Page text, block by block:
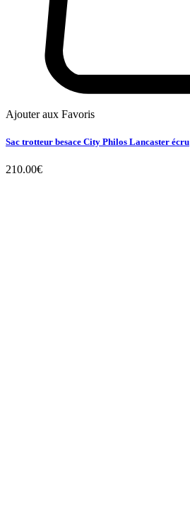
Ajouter aux Favoris
Sac trotteur besace City Philos Lancaster écru
210.00€